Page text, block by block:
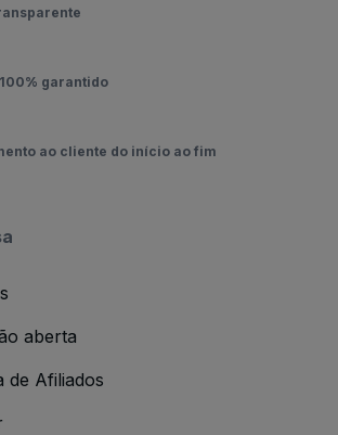
garantido
ao cliente do início ao fim
aberta
de Afiliados